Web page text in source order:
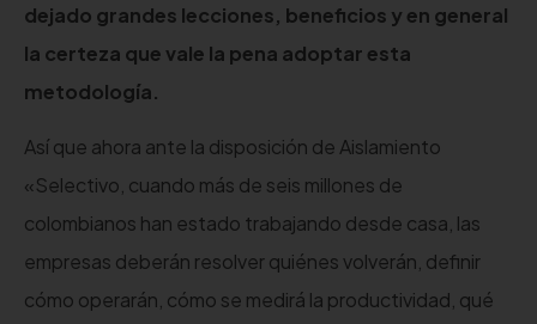
dejado grandes lecciones, beneficios y en general
la certeza que vale la pena adoptar esta
metodología.
Así que ahora ante la disposición de Aislamiento
«Selectivo, cuando más de seis millones de
colombianos han estado trabajando desde casa, las
empresas deberán resolver quiénes volverán, definir
cómo operarán, cómo se medirá la productividad, qué